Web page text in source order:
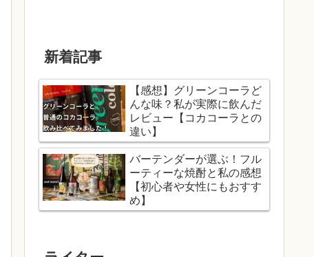
新着記事
【感想】グリーンコーラど
んな味？私が実際に飲んだ
レビュー【コカコーラとの
違い】
バーテンダーが選ぶ！フル
ーティーな焼酎と私の感想
【初心者や女性にもおすす
め】